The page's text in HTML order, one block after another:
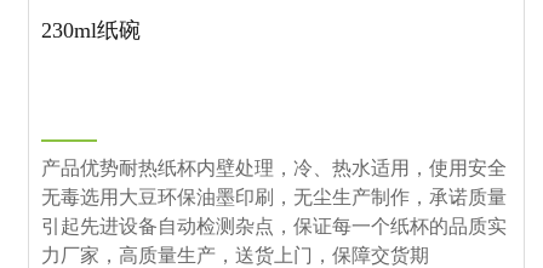
230ml纸碗
产品优势耐热纸杯内壁处理，冷、热水适用，使用安全
无毒选用大豆环保油墨印刷，无尘生产制作，承诺质量
引起先进设备自动检测杂点，保证每一个纸杯的品质实
力厂家，高质量生产，送货上门，保障交货期